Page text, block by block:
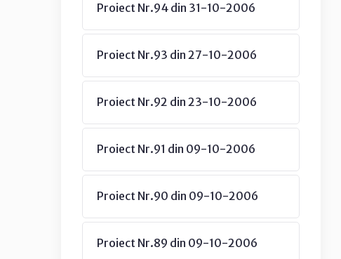
Proiect Nr.94 din 31-10-2006
Proiect Nr.93 din 27-10-2006
Proiect Nr.92 din 23-10-2006
Proiect Nr.91 din 09-10-2006
Proiect Nr.90 din 09-10-2006
Proiect Nr.89 din 09-10-2006